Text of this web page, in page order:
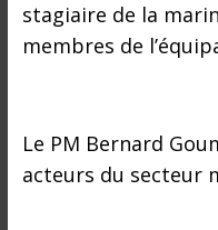
stagiaire de la
membres de
Le PM Bernard
acteurs du secteur